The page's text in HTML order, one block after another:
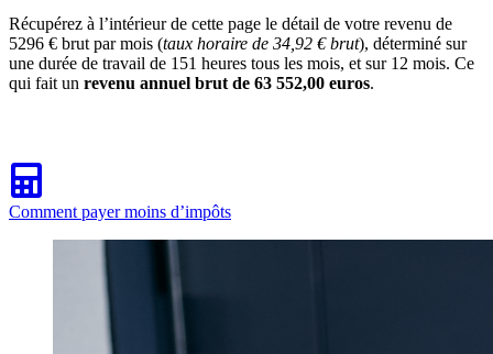
Récupérez à l’intérieur de cette page le détail de votre revenu de
5296 € brut par mois (taux horaire de 34,92 € brut), déterminé sur
une durée de travail de 151 heures tous les mois, et sur 12 mois. Ce
qui fait un revenu annuel brut de 63 552,00 euros.
Comment payer moins d’impôts